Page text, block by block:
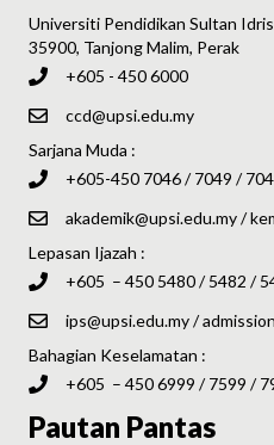
Universiti Pendidikan Sultan Idris
35900, Tanjong Malim, Perak
+605 - 450 6000
ccd@upsi.edu.my
Sarjana Muda :
+605-450 7046 / 7049 /
akademik@upsi.edu.my/
Lepasan Ijazah :
+605 – 450 5480 / 5482 /
ips@upsi.edu.my/
Bahagian Keselamatan :
+605 – 450 6999 / 7599 /
Pautan Pantas